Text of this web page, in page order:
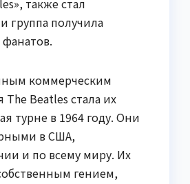
группа получила
коммерческим
Beatles стала их
турне в 1964 году. Они
в США,
и по всему миру. Их
гением,